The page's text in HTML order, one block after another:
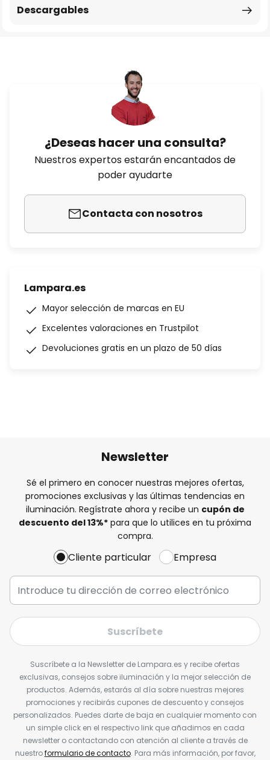
Descargables
¿Deseas hacer una consulta?
Nuestros expertos estarán encantados de
poder ayudarte
Contacta con nosotros
Lampara.es
Mayor selección de marcas en EU
Excelentes valoraciones en Trustpilot
Devoluciones gratis en un plazo de 50 días
Newsletter
Sé el primero en conocer nuestras mejores ofertas,
promociones exclusivas y las últimas tendencias en
iluminación. Regístrate ahora y recibe un cupón de
descuento del13%* para que lo utilices en tu próxima
compra.
Cliente particular Empresa
Suscríbete
Suscríbete a la Newsletter de Lampara.es y recibe ofertas
exclusivas, consejos sobre iluminación y la mejor selección de
productos. Además, estarás al día sobre nuestras mejores
promociones y recibirás cupones de descuento y consejos
personalizados. Puedes darte de baja en cualquier momento con
un simple click en el respectivo link que añadimos en cada
newsletter o contactando con atención al cliente a través de
nuestroformulario de contacto. Para más información, por favor,